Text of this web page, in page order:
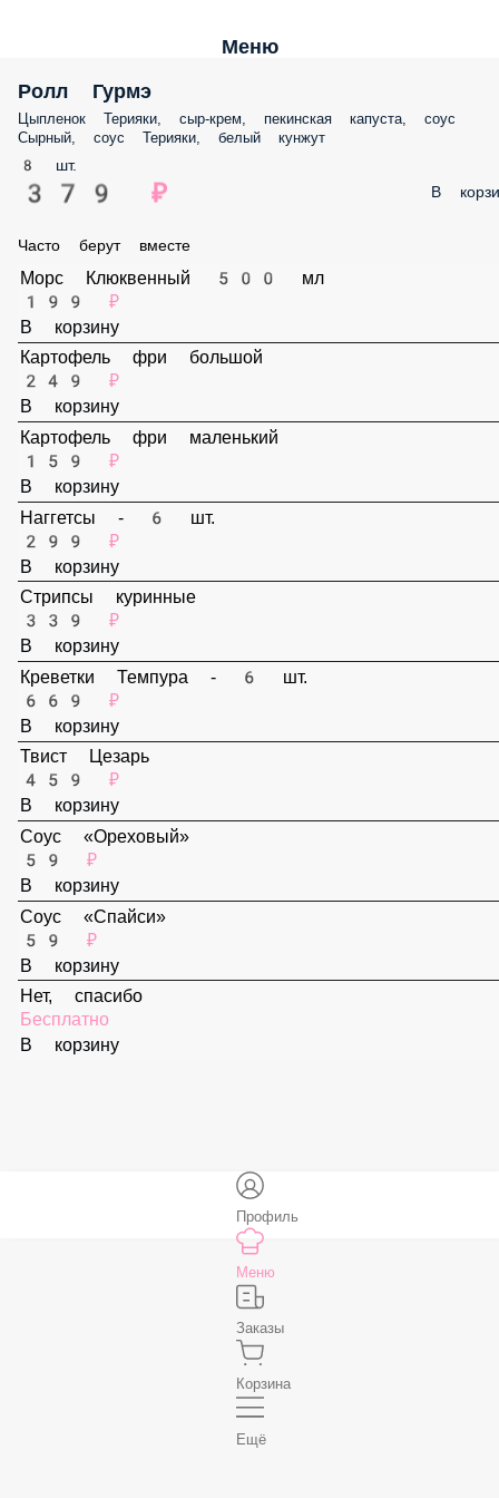
Меню
Ролл Гурмэ
Цыпленок Терияки, сыр-крем, пекинская капуста, соус Сырный, соус
Терияки, белый кунжут
8 шт.
379 ₽ В
Часто берут вместе
Морс Клюквенный 500 мл
199 ₽
В корзину
Картофель фри большой
249 ₽
В корзину
Картофель фри маленький
159 ₽
В корзину
Наггетсы - 6 шт.
299 ₽
В корзину
Стрипсы куринные
339 ₽
В корзину
Креветки Темпура - 6 шт.
669 ₽
В корзину
Твист Цезарь
459 ₽
В корзину
Соус «Ореховый»
59 ₽
В корзину
Профиль